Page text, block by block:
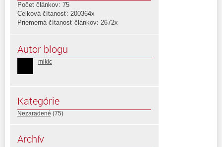
Počet článkov: 75
Celková čítanosť: 200364x
Priemerná čítanosť článkov: 2672x
Autor blogu
mikic
Kategórie
Nezaradené (75)
Archív